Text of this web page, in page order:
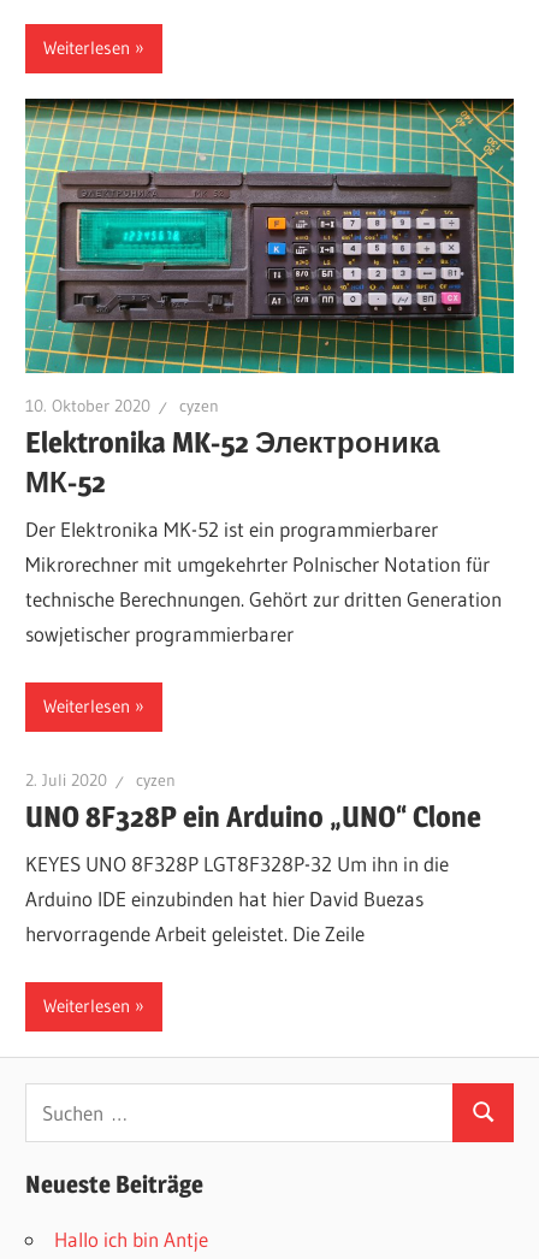
Weiterlesen
10. Oktober 2020 cyzen
Elektronika MK-52 Электроника
МК-52
Der Elektronika MK-52 ist ein programmierbarer
Mikrorechner mit umgekehrter Polnischer Notation für
technische Berechnungen. Gehört zur dritten Generation
sowjetischer programmierbarer
Weiterlesen
2. Juli 2020 cyzen
UNO 8F328P ein Arduino „UNO“ Clone
KEYES UNO 8F328P LGT8F328P-32 Um ihn in die
Arduino IDE einzubinden hat hier David Buezas
hervorragende Arbeit geleistet. Die Zeile
Weiterlesen
Suchen
Neueste Beiträge
Hallo ich bin Antje